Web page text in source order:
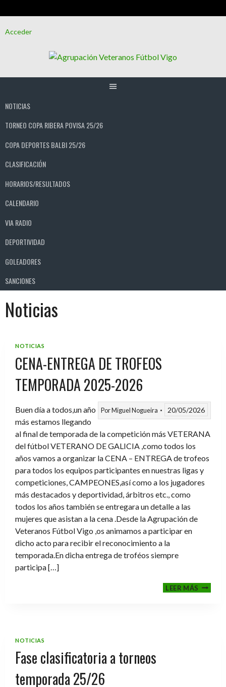
alAcceder
NOTICIAS
TORNEO COPA RIBERA POVISA 25/26
COPA DEPORTES BALBI 25/26
CLASIFICACIÓN
HORARIOS/RESULTADOS
CALENDARIO
VIA RADIO
DEPORTIVIDAD
GOLEADORES
SANCIONES
Noticias
NOTICIAS
CENA-ENTREGA DE TROFEOS
TEMPORADA 2025-2026
PorMiguel Nogueira 20/05/2026
Buen día a todos,un año
más estamos llegando
al final de temporada de la competición más VETERANA
del fútbol VETERANO DE GALICIA ,como todos los
años vamos a organizar la CENA – ENTREGA de trofeos
para todos los equipos participantes en nuestras ligas y
competiciones, CAMPEONES,así como a los jugadores
más destacados y deportividad, árbitros etc., como
todos los años también se entregara un detalle a las
mujeres que asistan a la cena .Desde la Agrupación de
Veteranos Fútbol Vigo ,os animamos a participar en
dicho acto para recibir el reconocimiento a la
temporada.En dicha entrega de troféos siempre
participa […]
LEER MÁSCENA-
NOTICIAS
Fase clasificatoria a torneos
temporada 25/26